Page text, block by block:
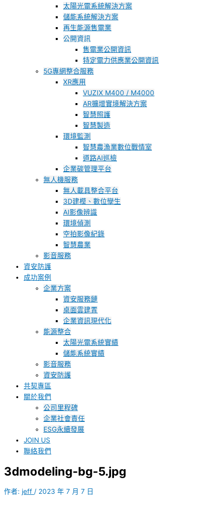
太陽光電系統解決方案
儲能系統解決方案
再生能源售電業
公開資訊
售電業公開資訊
特定電力供應業公開資訊
5G專網整合服務
XR應用
VUZIX M400 / M4000
AR擴增實境解決方案
智慧照護
智慧製造
環境監測
智慧農漁業數位戰情室
道路AI巡檢
企業碳管理平台
無人機服務
無人載具整合平台
3D建模、數位孿生
AI影像辨識
環境偵測
空拍影像紀錄
智慧農業
影音服務
資安防護
成功案例
企業方案
資安服務鏈
桌面雲建置
企業資訊現代化
能源整合
太陽光電系統實績
儲能系統實績
影音服務
資安防護
共契專區
關於我們
公司里程碑
企業社會責任
ESG永續發展
JOIN US
聯絡我們
3dmodeling-bg-5.jpg
作者: jeff / 2023 年 7 月 7 日